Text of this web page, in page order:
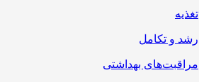
تغذیه
رشد و تکامل
مراقبت‌های بهداشتی